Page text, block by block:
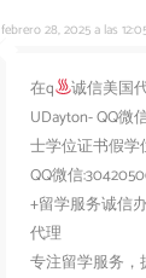
febrero 28, 2025 a las
在q
诚信美国
UDayton- QQ微
士学位证书假学
QQ微信
+留学服务诚信
代理
专注留学服务